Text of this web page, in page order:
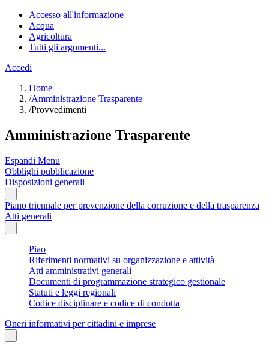
Accesso all'informazione
Acqua
Agricoltura
Tutti gli argomenti...
Accedi
Home
/Amministrazione Trasparente
/Provvedimenti
Amministrazione Trasparente
Espandi Menu
Obblighi pubblicazione
Disposizioni generali
Piano triennale per prevenzione della corruzione e della trasparenza
Atti generali
Piao
Riferimenti normativi su organizzazione e attività
Atti amministrativi generali
Documenti di programmazione strategico gestionale
Statuti e leggi regionali
Codice disciplinare e codice di condotta
Oneri informativi per cittadini e imprese